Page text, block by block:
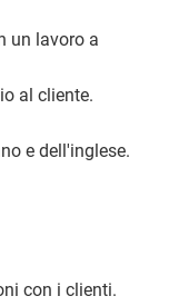
un lavoro a
al cliente.
e dell'inglese.
con i clienti.